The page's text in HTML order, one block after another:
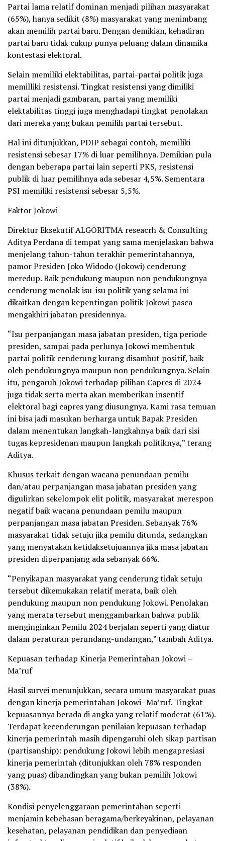
Partai lama relatif dominan menjadi pilihan masyarakat
(65%), hanya sedikit (8%) masyarakat yang menimbang
akan memilih partai baru. Dengan demikian, kehadiran
partai baru tidak cukup punya peluang dalam dinamika
kontestasi elektoral.
Selain memiliki elektabilitas, partai-partai politik juga
memilliki resistensi. Tingkat resistensi yang dimiliki
partai menjadi gambaran, partai yang memiliki
elektabilitas tinggi juga menghadapi tingkat penolakan
dari mereka yang bukan pemilih partai tersebut.
Hal ini ditunjukkan, PDIP sebagai contoh, memiliki
resistensi sebesar 17% di luar pemilihnya. Demikian pula
dengan beberapa partai lain seperti PKS, resistensi
publik di luar pemilihnya ada sebesar 4,5%. Sementara
PSI memiliki resistensi sebesar 5,5%.
Faktor Jokowi
Direktur Eksekutif ALGORITMA reseacrh & Consulting
Aditya Perdana di tempat yang sama menjelaskan bahwa
menjelang tahun-tahun terakhir pemerintahannya,
pamor Presiden Joko Widodo (Jokowi) cenderung
meredup. Baik pendukung maupun non pendukungnya
cenderung menolak isu-isu politik yang selama ini
dikaitkan dengan kepentingan politik Jokowi pasca
mengakhiri jabatan presidennya.
“Isu perpanjangan masa jabatan presiden, tiga periode
presiden, sampai pada perlunya Jokowi membentuk
partai politik cenderung kurang disambut positif, baik
oleh pendukungnya maupun non pendukungnya. Selain
itu, pengaruh Jokowi terhadap pilihan Capres di 2024
juga tidak serta merta akan memberikan insentif
elektoral bagi capres yang diusungnya. Kami rasa temuan
ini bisa jadi masukan berharga untuk Bapak Presiden
dalam menentukan langkah-langkahnya baik dari sisi
tugas kepresidenan maupun langkah politiknya,” terang
Aditya.
Khusus terkait dengan wacana penundaan pemilu
dan/atau perpanjangan masa jabatan presiden yang
digulirkan sekelompok elit politik, masyarakat merespon
negatif baik wacana penundaan pemilu maupun
perpanjangan masa jabatan Presiden. Sebanyak 76%
masyarakat tidak setuju jika pemilu ditunda, sedangkan
yang menyatakan ketidaksetujuannya jika masa jabatan
presiden diperpanjang ada sebanyak 66%.
“Penyikapan masyarakat yang cenderung tidak setuju
tersebut dikemukakan relatif merata, baik oleh
pendukung maupun non pendukung Jokowi. Penolakan
yang merata tersebut menggambarkan bahwa publik
menginginkan Pemilu 2024 berjalan seperti yang diatur
dalam peraturan perundang-undangan,” tambah Aditya.
Kepuasan terhadap Kinerja Pemerintahan Jokowi –
Ma’ruf
Hasil survei menunjukkan, secara umum masyarakat puas
dengan kinerja pemerintahan Jokowi- Ma’ruf. Tingkat
kepuasannya berada di angka yang relatif moderat (61%).
Terdapat kecenderungan penilaian kepuasan terhadap
kinerja pemerintah masih dipengaruhi oleh sikap partisan
(partisanship): pendukung Jokowi lebih mengapresiasi
kinerja pemerintah (ditunjukkan oleh 78% responden
yang puas) dibandingkan yang bukan pemilih Jokowi
(38%).
Kondisi penyelenggaraan pemerintahan seperti
menjamin kebebasan beragama/berkeyakinan, pelayanan
kesehatan, pelayanan pendidikan dan penyediaan